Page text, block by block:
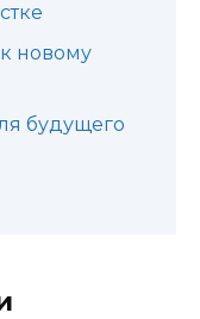
новому
будущего